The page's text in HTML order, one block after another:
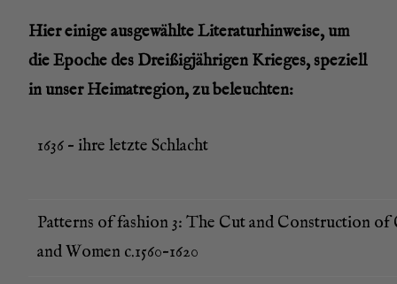
Hier eini­ge aus­ge­wähl­te Lite­ra­tur­hin­wei­se, um
die Epo­che des Drei­ßig­jäh­ri­gen Krie­ges, spe­zi­ell
in unser Hei­mat­re­gi­on, zu beleuchten:
1636 – ihre letz­te Schlacht
Pat­terns of fashion 3: The Cut and Con­s­truc­tion
and Women c.1560–1620